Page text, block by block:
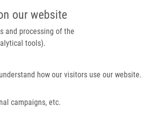
our website
and processing of the
tools).
how our visitors use our website.
campaigns, etc.
IMTM PORTÁL